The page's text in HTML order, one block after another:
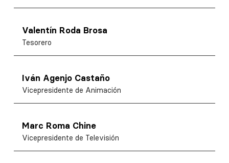
Valentín Roda Brosa
Tesorero
Iván Agenjo Castaño
Vicepresidente de Animación
Marc Roma Chine
Vicepresidente de Televisión